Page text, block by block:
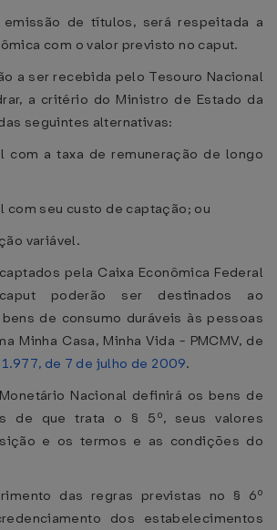
de títulos, será respeitada a
com o valor previsto no caput.
a ser recebida pelo Tesouro Nacional
a critério do Ministro de Estado da
seguintes alternativas:
com a taxa de remuneração de longo
seu custo de captação; ou
variável.
pela Caixa Econômica Federal
poderão ser destinados ao
de consumo duráveis às pessoas
Minha Casa, Minha Vida - PMCMV, de
de 7 de julho de 2009.
Nacional definirá os bens de
de que trata o § 5º, seus valores
e os termos e as condições do
das regras previstas no § 6º
dos estabelecimentos